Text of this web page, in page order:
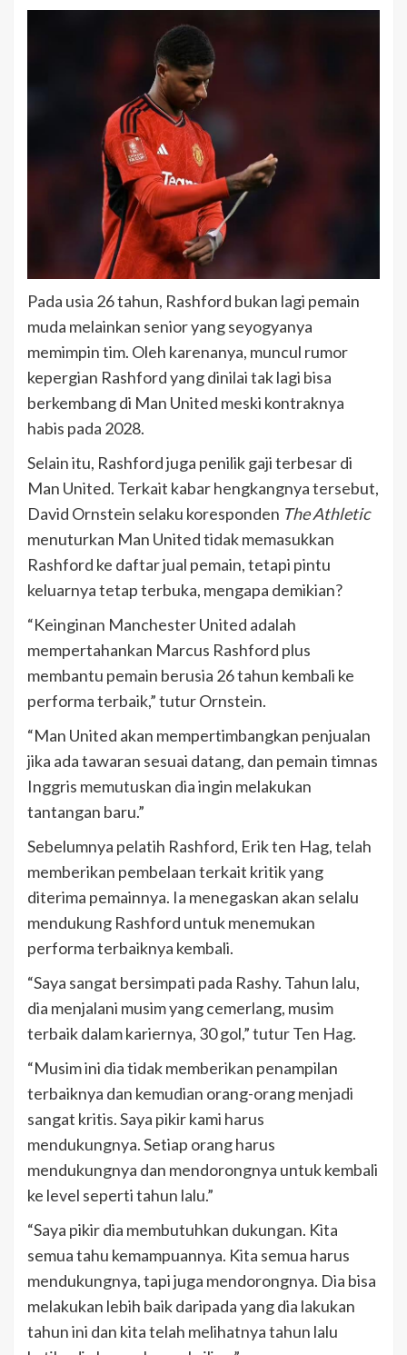
Pada usia 26 tahun, Rashford bukan lagi pemain
muda melainkan senior yang seyogyanya
memimpin tim. Oleh karenanya, muncul rumor
kepergian Rashford yang dinilai tak lagi bisa
berkembang di Man United meski kontraknya
habis pada 2028.
Selain itu, Rashford juga penilik gaji terbesar di
Man United. Terkait kabar hengkangnya tersebut,
David Ornstein selaku koresponden The Athletic
menuturkan Man United tidak memasukkan
Rashford ke daftar jual pemain, tetapi pintu
keluarnya tetap terbuka, mengapa demikian?
“Keinginan Manchester United adalah
mempertahankan Marcus Rashford plus
membantu pemain berusia 26 tahun kembali ke
performa terbaik,” tutur Ornstein.
“Man United akan mempertimbangkan penjualan
jika ada tawaran sesuai datang, dan pemain timnas
Inggris memutuskan dia ingin melakukan
tantangan baru.”
Sebelumnya pelatih Rashford, Erik ten Hag, telah
memberikan pembelaan terkait kritik yang
diterima pemainnya. Ia menegaskan akan selalu
mendukung Rashford untuk menemukan
performa terbaiknya kembali.
“Saya sangat bersimpati pada Rashy. Tahun lalu,
dia menjalani musim yang cemerlang, musim
terbaik dalam kariernya, 30 gol,” tutur Ten Hag.
“Musim ini dia tidak memberikan penampilan
terbaiknya dan kemudian orang-orang menjadi
sangat kritis. Saya pikir kami harus
mendukungnya. Setiap orang harus
mendukungnya dan mendorongnya untuk kembali
ke level seperti tahun lalu.”
“Saya pikir dia membutuhkan dukungan. Kita
semua tahu kemampuannya. Kita semua harus
mendukungnya, tapi juga mendorongnya. Dia bisa
melakukan lebih baik daripada yang dia lakukan
tahun ini dan kita telah melihatnya tahun lalu